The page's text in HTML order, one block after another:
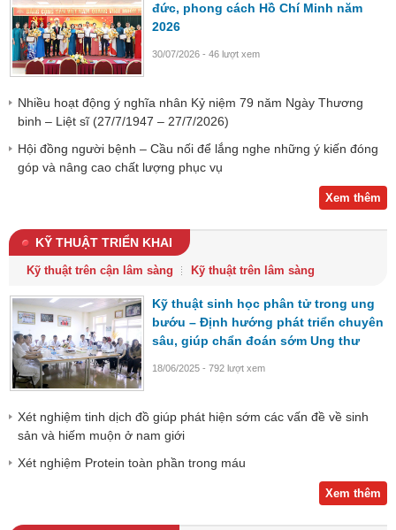
đức, phong cách Hồ Chí Minh năm
2026
30/07/2026 - 46 lượt xem
Nhiều hoạt động ý nghĩa nhân Kỷ niệm 79 năm Ngày Thương
binh – Liệt sĩ (27/7/1947 – 27/7/2026)
Hội đồng người bệnh – Cầu nối để lắng nghe những ý kiến đóng
góp và nâng cao chất lượng phục vụ
Xem thêm
KỸ THUẬT TRIỂN KHAI
Kỹ thuật trên cận lâm sàng Kỹ thuật trên lâm sàng
Kỹ thuật sinh học phân tử trong ung
bướu – Định hướng phát triển chuyên
sâu, giúp chẩn đoán sớm Ung thư
18/06/2025 - 792 lượt xem
Xét nghiệm tinh dịch đồ giúp phát hiện sớm các vấn đề về sinh
sản và hiếm muộn ở nam giới
Xét nghiệm Protein toàn phần trong máu
Xem thêm